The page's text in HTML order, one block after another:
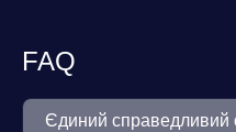
FAQ
Єдиний справедливий